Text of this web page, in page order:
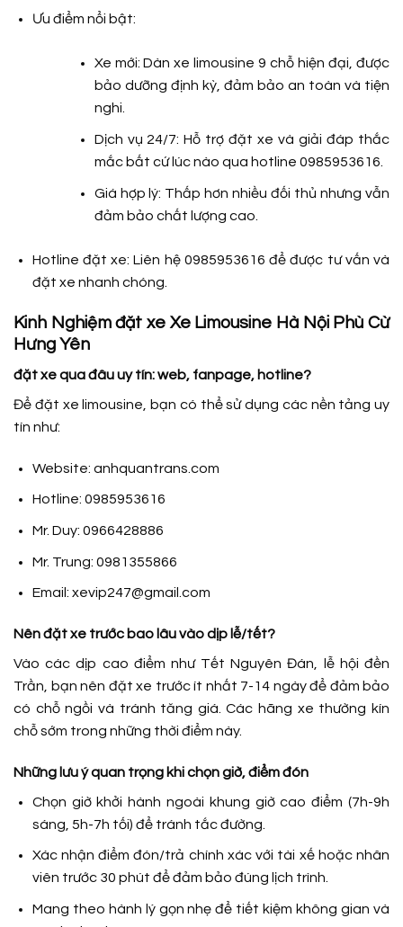
Ưu điểm nổi bật:
Xe mới: Dàn xe limousine 9 chỗ hiện đại, được
bảo dưỡng định kỳ, đảm bảo an toàn và tiện
nghi.
Dịch vụ 24/7: Hỗ trợ đặt xe và giải đáp thắc
mắc bất cứ lúc nào qua hotline 0985953616.
Giá hợp lý: Thấp hơn nhiều đối thủ nhưng vẫn
đảm bảo chất lượng cao.
Hotline đặt xe: Liên hệ 0985953616 để được tư vấn và
đặt xe nhanh chóng.
Kinh Nghiệm đặt xe Xe Limousine Hà Nội Phù Cừ
Hưng Yên
đặt xe qua đâu uy tín: web, fanpage, hotline?
Để đặt xe limousine, bạn có thể sử dụng các nền tảng uy
tín như:
Website: anhquantrans.com
Hotline: 0985953616
Mr. Duy: 0966428886
Mr. Trung: 0981355866
Email: xevip247@gmail.com
Nên đặt xe trước bao lâu vào dịp lễ/tết?
Vào các dịp cao điểm như Tết Nguyên Đán, lễ hội đền
Trần, bạn nên đặt xe trước ít nhất 7-14 ngày để đảm bảo
có chỗ ngồi và tránh tăng giá. Các hãng xe thường kín
chỗ sớm trong những thời điểm này.
Những lưu ý quan trọng khi chọn giờ, điểm đón
Chọn giờ khởi hành ngoài khung giờ cao điểm (7h-9h
sáng, 5h-7h tối) để tránh tắc đường.
Xác nhận điểm đón/trả chính xác với tài xế hoặc nhân
viên trước 30 phút để đảm bảo đúng lịch trình.
Mang theo hành lý gọn nhẹ để tiết kiệm không gian và